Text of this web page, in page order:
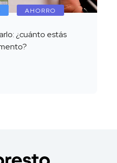
AHORRO
¿cuánto estás